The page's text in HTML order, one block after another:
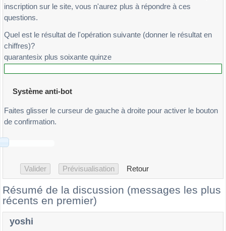
inscription sur le site, vous n'aurez plus à répondre à ces
questions.
Quel est le résultat de l'opération suivante (donner le résultat en
chiffres)?
quarantesix plus soixante quinze
Système anti-bot
Faites glisser le curseur de gauche à droite pour activer le bouton
de confirmation.
Retour
Résumé de la discussion (messages les plus
récents en premier)
yoshi